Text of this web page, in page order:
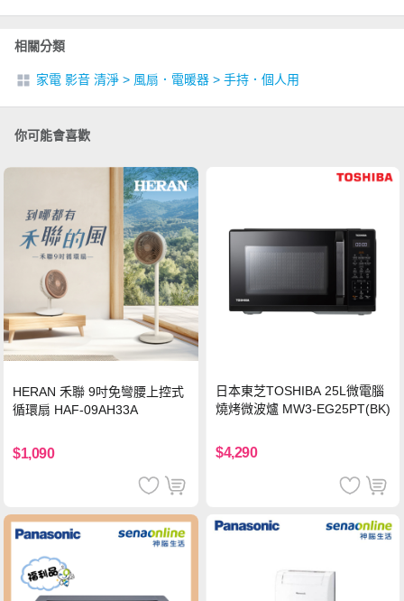
相關分類
家電 影音 清淨 > 風扇．電暖器 > 手持．個人用
你可能會喜歡
HERAN 禾聯 9吋免彎腰上控式
循環扇 HAF-09AH33A
$1,090
日本東芝TOSHIBA 25L微電腦
燒烤微波爐 MW3-EG25PT(BK)
$4,290